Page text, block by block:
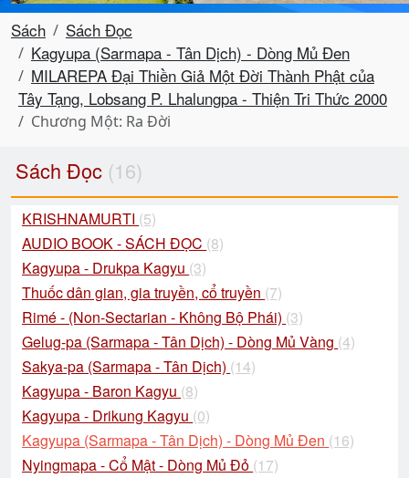
Sách
Sách Đọc
Kagyupa (Sarmapa - Tân Dịch) - Dòng Mủ Đen
MILAREPA Đại Thiền Giả Một Đời Thành Phật của
Tây Tạng, Lobsang P. Lhalungpa - Thiện Tri Thức 2000
Chương Một: Ra Đời
Sách Đọc (16)
KRISHNAMURTI (5)
AUDIO BOOK - SÁCH ĐỌC (8)
Kagyupa - Drukpa Kagyu (3)
Thuốc dân gian, gia truyền, cổ truyền (7)
Rimé - (Non-Sectarian - Không Bộ Phái) (3)
Gelug-pa (Sarmapa - Tân Dịch) - Dòng Mủ Vàng (4)
Sakya-pa (Sarmapa - Tân Dịch) (14)
Kagyupa - Baron Kagyu (8)
Kagyupa - Drikung Kagyu (0)
Kagyupa (Sarmapa - Tân Dịch) - Dòng Mủ Đen (16)
Nyingmapa - Cổ Mật - Dòng Mủ Đỏ (17)